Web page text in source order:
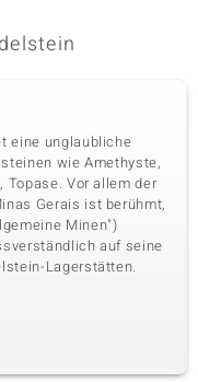
eine unglaubliche
wie Amethyste,
Topase. Vor allem der
Gerais ist berühmt,
Minen")
auf seine
Lagerstätten.